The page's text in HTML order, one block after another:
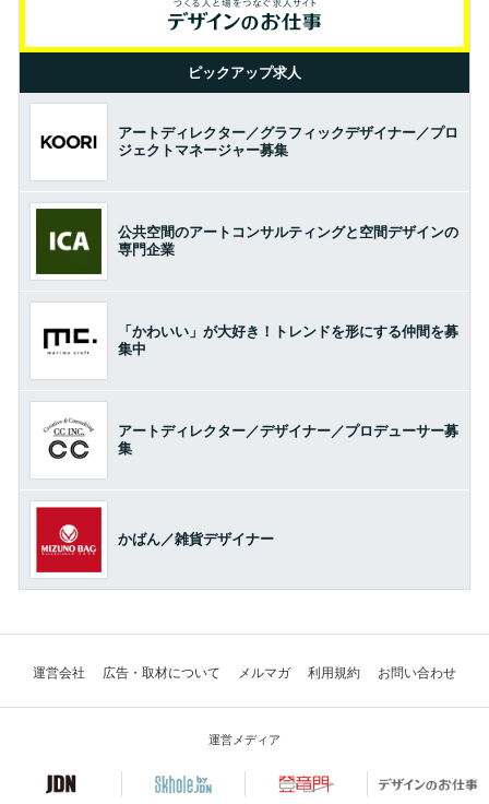
ピックアップ求人
アートディレクター／グラフィックデザイナー／プロ
ジェクトマネージャー募集
公共空間のアートコンサルティングと空間デザインの
専門企業
「かわいい」が大好き！トレンドを形にする仲間を募
集中
アートディレクター／デザイナー／プロデューサー募
集
かばん／雑貨デザイナー
運営会社 広告・取材について メルマガ 利用規約 お問い合わせ
運営メディア